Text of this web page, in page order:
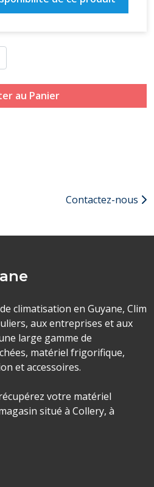
au Panier
Contactez-nous
climatisation en Guyane, Clim
aux entreprises et aux
large gamme de
matériel frigorifique,
et accessoires.
votre matériel
situé à Collery, à